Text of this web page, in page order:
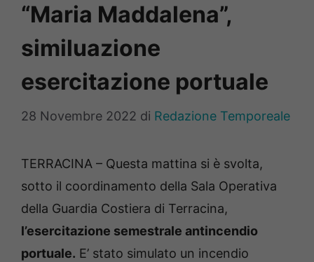
“Maria Maddalena”,
similuazione
esercitazione portuale
28 Novembre 2022 di Redazione Temporeale
TERRACINA – Questa mattina si è svolta,
sotto il coordinamento della Sala Operativa
della Guardia Costiera di Terracina,
l’esercitazione semestrale antincendio
portuale. E’ stato simulato un incendio